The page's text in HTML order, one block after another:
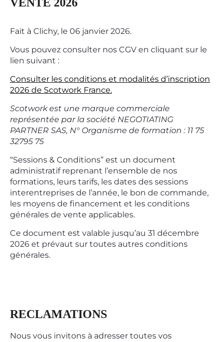
Fait à Clichy, le 06 janvier 2026.
Vous pouvez consulter nos CGV en cliquant sur le
lien suivant :
Consulter les conditions et modalités d’inscription
2026 de Scotwork France.
Scotwork est une marque commerciale
représentée par la société NEGOTIATING
PARTNER SAS, N° Organisme de formation : 11 75
32795 75
“Sessions & Conditions” est un document
administratif reprenant l’ensemble de nos
formations, leurs tarifs, les dates des sessions
interentreprises de l’année, le bon de commande,
les moyens de financement et les conditions
générales de vente applicables.
Ce document est valable jusqu’au 31 décembre
2026 et prévaut sur toutes autres conditions
générales.
RECLAMATIONS
Nous vous invitons à adresser toutes vos